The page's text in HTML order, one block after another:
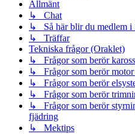
Allmänt
↳ Chat
↳ Så här blir du medlem i
↳ Träffar
Tekniska frågor (Oraklet)
↳ Frågor som berör
↳ Frågor som berör
↳ Frågor som berör
↳ Frågor som berör
↳ Frågor som berör
fjädring
↳ Mektips